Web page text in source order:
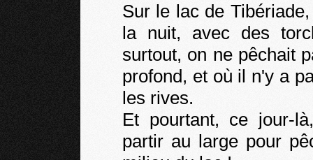
Sur le lac de
la nuit, avec des
surtout, on ne pêchait
profond, et où il n'y a
les rives.
Et pourtant, ce jour-
partir au large pour